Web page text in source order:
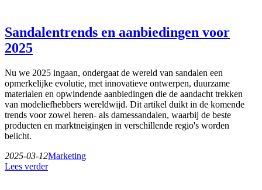
Sandalentrends en aanbiedingen voor
2025
Nu we 2025 ingaan, ondergaat de wereld van sandalen een
opmerkelijke evolutie, met innovatieve ontwerpen, duurzame
materialen en opwindende aanbiedingen die de aandacht trekken
van modeliefhebbers wereldwijd. Dit artikel duikt in de komende
trends voor zowel heren- als damessandalen, waarbij de beste
producten en marktneigingen in verschillende regio's worden
belicht.
2025-03-12Marketing
Lees verder